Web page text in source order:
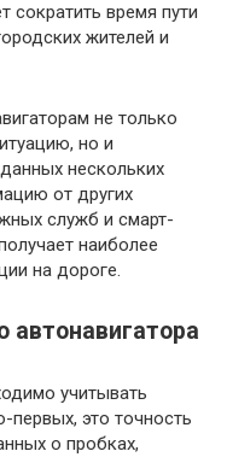
сократить время пути
жителей и
не только
но и
нескольких
от других
служб и смарт-
наиболее
на дороге.
автонавигатора
учитывать
это точность
о пробках,